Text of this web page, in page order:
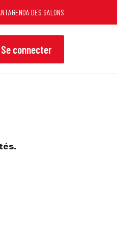
AGENDA DES SALONS
Se connecter